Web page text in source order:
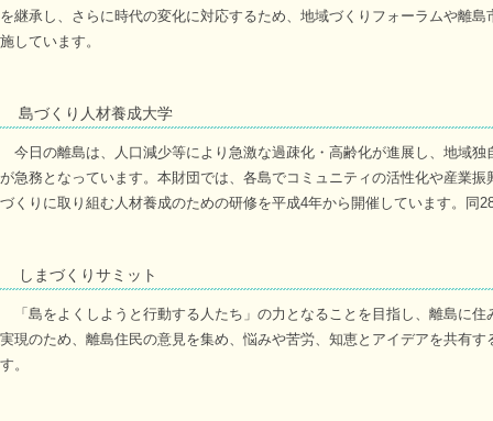
を継承し、さらに時代の変化に対応するため、地域づくりフォーラムや離
施しています。
島づくり人材養成大学
今日の離島は、人口減少等により急激な過疎化・高齢化が進展し、地域
が急務となっています。本財団では、各島でコミュニティの活性化や産業
づくりに取り組む人材養成のための研修を平成4年から開催しています。同
しまづくりサミット
「島をよくしようと行動する人たち」の力となることを目指し、離島に
実現のため、離島住民の意見を集め、悩みや苦労、知恵とアイデアを共有
す。